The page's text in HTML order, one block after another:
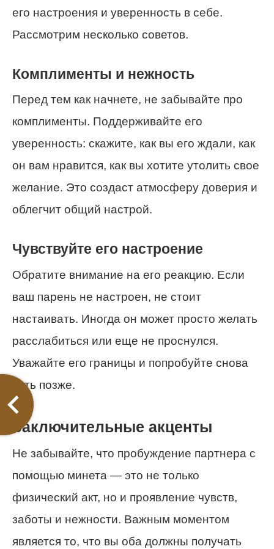
его настроения и уверенность в себе.
Рассмотрим несколько советов.
Комплименты и нежность
Перед тем как начнете, не забывайте про
комплименты. Поддерживайте его
уверенность: скажите, как вы его ждали, как
он вам нравится, как вы хотите утолить свое
желание. Это создаст атмосферу доверия и
облегчит общий настрой.
Чувствуйте его настроение
Обратите внимание на его реакцию. Если
ваш парень не настроен, не стоит
настаивать. Иногда он может просто желать
расслабиться или еще не проснулся.
Уважайте его границы и попробуйте снова
чуть позже.
Заключительные акценты
Не забывайте, что пробуждение партнера с
помощью минета — это не только
физический акт, но и проявление чувств,
заботы и нежности. Важным моментом
является то, что вы оба должны получать